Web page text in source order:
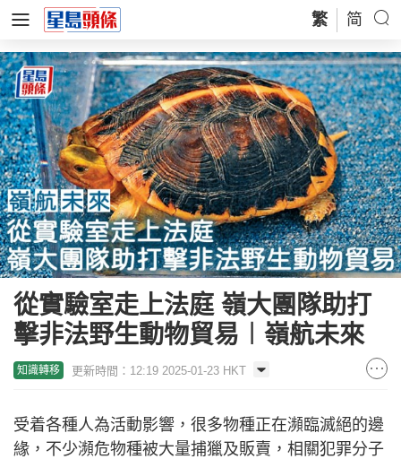
繁 简
從實驗室走上法庭 嶺大團隊助打
擊非法野生動物貿易︱嶺航未來
知識轉移 更新時間：12:19 2025-01-23 HKT
受着各種人為活動影響，很多物種正在瀕臨滅絕的邊
緣，不少瀕危物種被大量捕獵及販賣，相關犯罪分子